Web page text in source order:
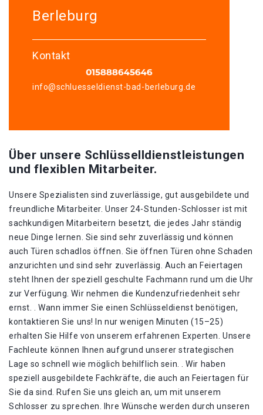
Berleburg
Kontakt
info@schluesseldienst-bad-berleburg.de
Über unsere Schlüsselldienstleistungen
und flexiblen Mitarbeiter.
Unsere Spezialisten sind zuverlässige, gut ausgebildete und
freundliche Mitarbeiter. Unser 24-Stunden-Schlosser ist mit
sachkundigen Mitarbeitern besetzt, die jedes Jahr ständig
neue Dinge lernen. Sie sind sehr zuverlässig und können
auch Türen schadlos öffnen. Sie öffnen Türen ohne Schaden
anzurichten und sind sehr zuverlässig. Auch an Feiertagen
steht Ihnen der speziell geschulte Fachmann rund um die Uhr
zur Verfügung. Wir nehmen die Kundenzufriedenheit sehr
ernst. . Wann immer Sie einen Schlüsseldienst benötigen,
kontaktieren Sie uns! In nur wenigen Minuten (15–25)
erhalten Sie Hilfe von unserem erfahrenen Experten. Unsere
Fachleute können Ihnen aufgrund unserer strategischen
Lage so schnell wie möglich behilflich sein. . Wir haben
speziell ausgebildete Fachkräfte, die auch an Feiertagen für
Sie da sind. Rufen Sie uns gleich an, um mit unserem
Schlosser zu sprechen. Ihre Wünsche werden durch unseren